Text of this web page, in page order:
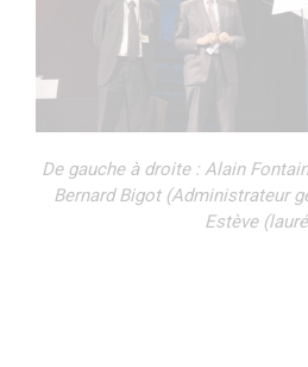
De gauche à droite : Alain
Bernard Bigot (Administrateur
Estève